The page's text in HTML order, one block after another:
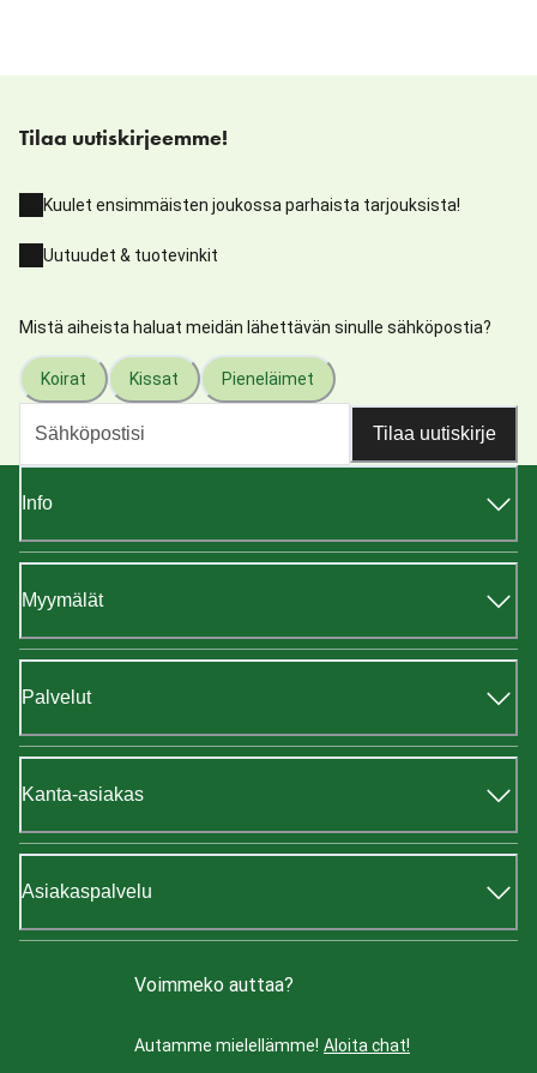
Tilaa uutiskirjeemme!
Kuulet ensimmäisten joukossa parhaista tarjouksista!
Uutuudet & tuotevinkit
Mistä aiheista haluat meidän lähettävän sinulle sähköpostia?
Koirat Kissat Pieneläimet
Tilaa uutiskirje
Info
Myymälät
Palvelut
Kanta-asiakas
Asiakaspalvelu
Voimmeko auttaa?
Autamme mielellämme! Aloita chat!